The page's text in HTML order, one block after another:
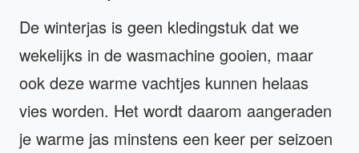
De winterjas is geen kledingstuk dat we
wekelijks in de wasmachine gooien, maar
ook deze warme vachtjes kunnen helaas
vies worden. Het wordt daarom aangeraden
je warme jas minstens een keer per seizoen